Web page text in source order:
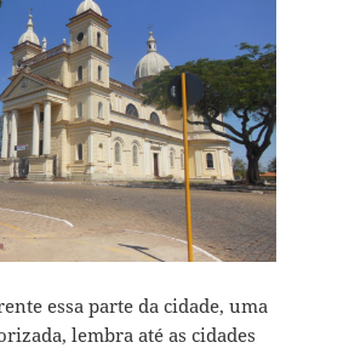
essa parte da cidade, uma
lembra até as cidades